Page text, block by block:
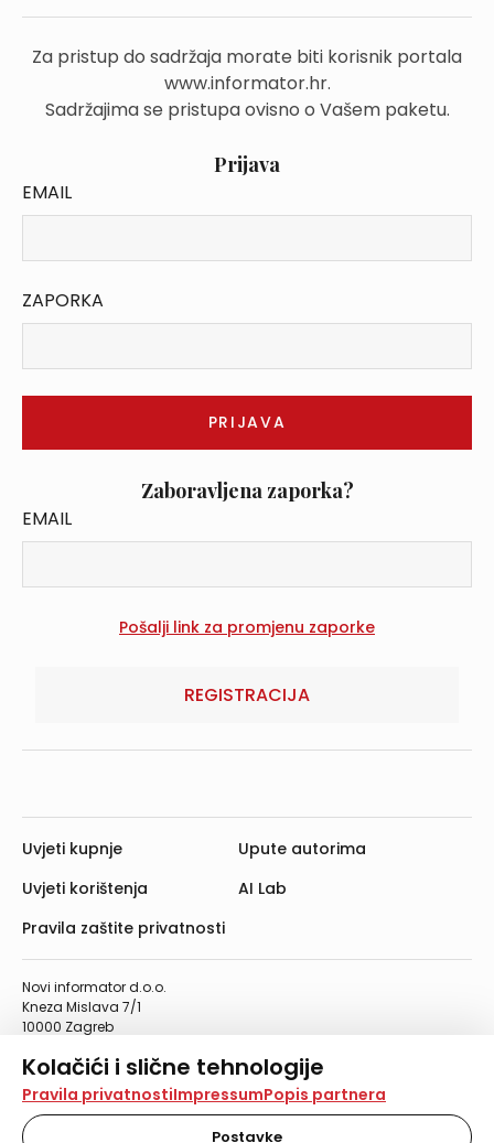
Kolačići i slične tehnologije
Na našoj web stranici koristimo kolačiće i slične
tehnologije za pohranu, čitanje i obradu informacija na
vašem uređaju. Time poboljšavamo korisničko iskustvo,
Pravila privatnostiImpressumPopis partnera
Postavke
Za pristup do sadržaja morate biti korisnik portala
www.informator.hr.
Sadržajima se pristupa ovisno o Vašem paketu.
Prijava
EMAIL
ZAPORKA
Zaboravljena zaporka?
EMAIL
REGISTRACIJA
Novi informator d.o.o.
Kneza Mislava 7/1
10000 Zagreb
Telefaks: 01/4612-553
info@informator.hr
Uvjeti kupnje
Uvjeti korištenja
Pravila zaštite privatnosti
Upute autorima
AI Lab